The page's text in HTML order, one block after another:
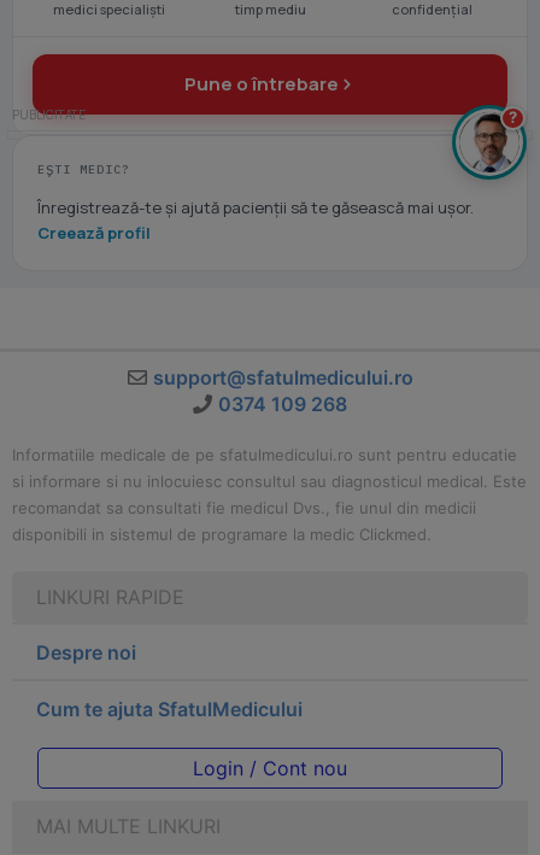
medici specialiști timp mediu confidențial
Pune o întrebare
EȘTI MEDIC?
Înregistrează-te și ajută pacienții să te găsească mai ușor.
Creează profil
support@sfatulmedicului.ro
0374 109 268
Informatiile medicale de pe sfatulmedicului.ro sunt pentru educatie
si informare si nu inlocuiesc consultul sau diagnosticul medical. Este
recomandat sa consultati fie medicul Dvs., fie unul din medicii
disponibili in sistemul de programare la medic Clickmed.
LINKURI RAPIDE
Despre noi
Cum te ajuta SfatulMedicului
Login / Cont nou
MAI MULTE LINKURI
?